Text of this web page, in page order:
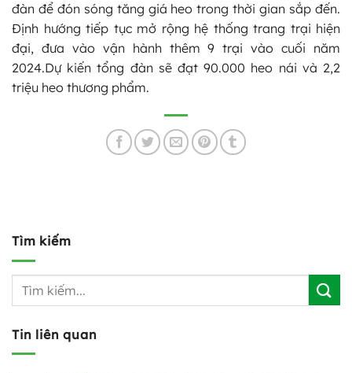
đàn để đón sóng tăng giá heo trong thời gian sắp đến.
Định hướng tiếp tục mở rộng hệ thống trang trại hiện
đại, đưa vào vận hành thêm 9 trại vào cuối năm
2024.Dự kiến tổng đàn sẽ đạt 90.000 heo nái và 2,2
triệu heo thương phẩm.
Tìm kiếm
Tin liên quan